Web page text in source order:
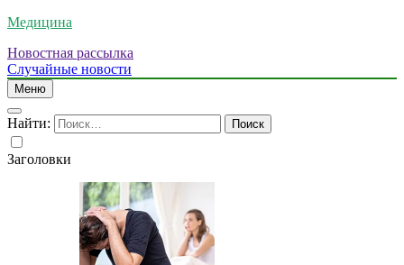
Медицина
Новостная рассылка
Случайные новости
Меню
Найти:
Заголовки